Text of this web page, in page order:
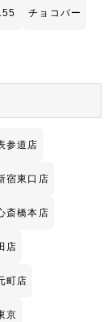
チョコバー
参道店
宿東口店
斎橋本店
店
町店
京